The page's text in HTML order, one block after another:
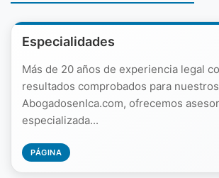
Especialidades
Más de 20 años de experiencia legal
resultados comprobados para
AbogadosenIca.com, ofrecemos
especializada...
PÁGINA